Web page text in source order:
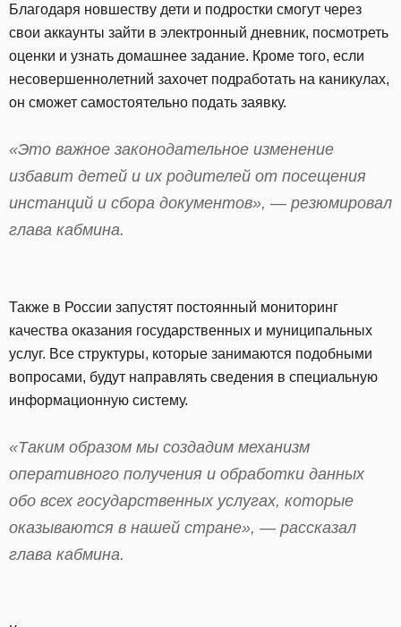
Благодаря новшеству дети и подростки смогут через
свои аккаунты зайти в электронный дневник, посмотреть
оценки и узнать домашнее задание. Кроме того, если
несовершеннолетний захочет подработать на каникулах,
он сможет самостоятельно подать заявку.
«Это важное законодательное изменение
избавит детей и их родителей от посещения
инстанций и сбора документов», — резюмировал
глава кабмина.
Также в России запустят постоянный мониторинг
качества оказания государственных и муниципальных
услуг. Все структуры, которые занимаются подобными
вопросами, будут направлять сведения в специальную
информационную систему.
«Таким образом мы создадим механизм
оперативного получения и обработки данных
обо всех государственных услугах, которые
оказываются в нашей стране», — рассказал
глава кабмина.